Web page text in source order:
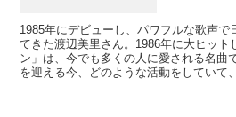
1985年にデビューし、パワフルな歌声で
てきた渡辺美里さん。1986年に大ヒット
ン」は、今でも多くの人に愛される名曲
を迎える今、どのような活動をしていて